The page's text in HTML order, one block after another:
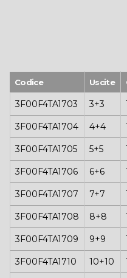
Codice Uscite
3F00F4TA1703 3+3
3F00F4TA1704 4+4
3F00F4TA1705 5+5
3F00F4TA1706 6+6
3F00F4TA1707 7+7
3F00F4TA1708 8+8
3F00F4TA1709 9+9
3F00F4TA1710 10+10